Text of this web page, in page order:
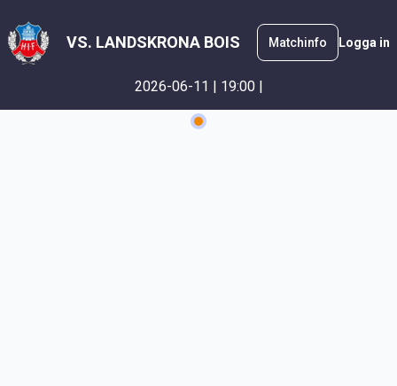
VS. LANDSKRONA BOIS Matchinfo Logga in
2026-06-11 | 19:00 |
Betalning